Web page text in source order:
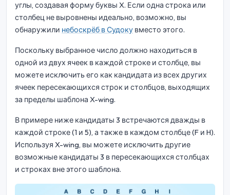
углы, создавая форму буквы X. Если одна строка или
столбец не выровнены идеально, возможно, вы
обнаружили небоскрёб в Судоку вместо этого.
Поскольку выбранное число должно находиться в
одной из двух ячеек в каждой строке и столбце, вы
можете исключить его как кандидата из всех других
ячеек пересекающихся строк и столбцов, выходящих
за пределы шаблона X-wing.
В примере ниже кандидаты 3 встречаются дважды в
каждой строке (1 и 5), а также в каждом столбце (F и H).
Используя X-wing, вы можете исключить другие
возможные кандидаты 3 в пересекающихся столбцах
и строках вне этого шаблона.